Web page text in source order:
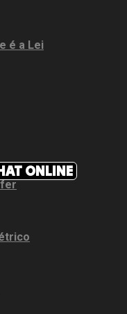
ONLINE
é a Lei